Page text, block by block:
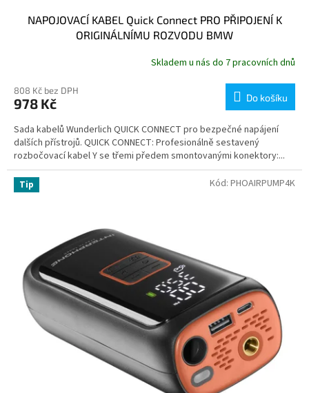
NAPOJOVACÍ KABEL Quick Connect PRO PŘIPOJENÍ K
ORIGINÁLNÍMU ROZVODU BMW
Skladem u nás do 7 pracovních dnů
808 Kč bez DPH
978 Kč Do košíku
Sada kabelů Wunderlich QUICK CONNECT pro bezpečné napájení
dalších přístrojů. QUICK CONNECT: Profesionálně sestavený
rozbočovací kabel Y se třemi předem smontovanými konektory:...
Tip Kód: PHOAIRPUMP4K